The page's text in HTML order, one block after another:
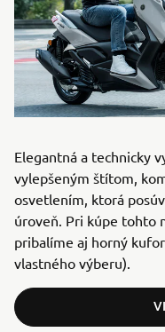
Elegantná a technicky
vylepšeným štítom,
osvetlením, ktorá
úroveň. Pri kúpe tohto
pribalíme aj horný
vlastného výberu).